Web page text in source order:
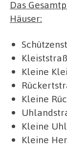
Das
Häuser:
Kleine
Kleine
Kleine
Kleine